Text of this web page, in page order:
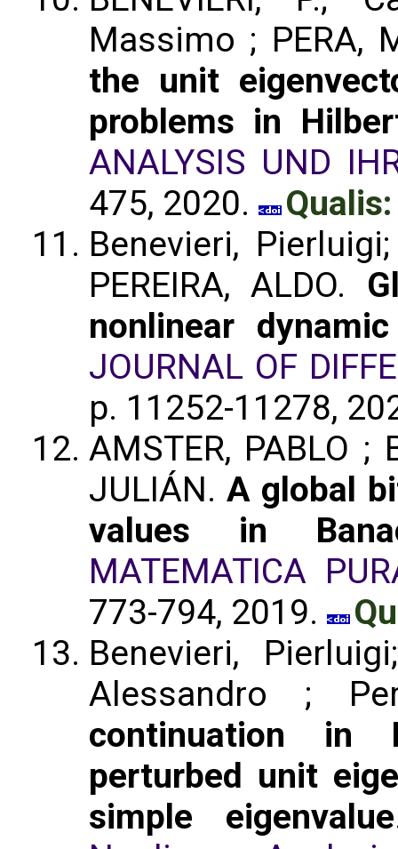
Massimo ; PERA,
the unit
problems in
ANALYSIS UND
475, 2020.
Benevieri,
PEREIRA, ALDO.
nonlinear
JOURNAL OF
p. 11252-11278,
AMSTER, PABLO ;
JULIÁN. A global
values in
MATEMATICA
773-794, 2019.
Benevieri,
Alessandro ;
continuation in
perturbed unit
simple eigenvalue